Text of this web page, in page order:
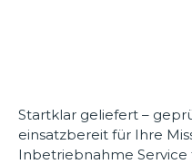
Startklar geliefert –
einsatzbereit für Ihre
Inbetriebnahme